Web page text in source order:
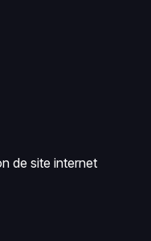
de site internet